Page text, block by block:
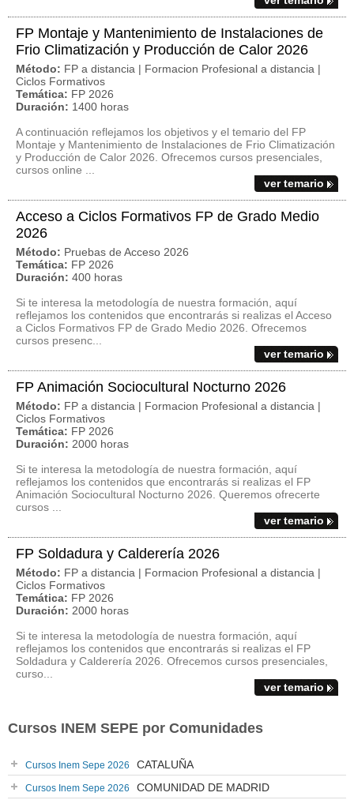
FP Montaje y Mantenimiento de Instalaciones de
Frio Climatización y Producción de Calor 2026
Método: FP a distancia | Formacion Profesional a distancia |
Ciclos Formativos
Temática: FP 2026
Duración: 1400 horas
A continuación reflejamos los objetivos y el temario del FP
Montaje y Mantenimiento de Instalaciones de Frio Climatización
y Producción de Calor 2026. Ofrecemos cursos presenciales,
cursos online ...
ver temario
Acceso a Ciclos Formativos FP de Grado Medio
2026
Método: Pruebas de Acceso 2026
Temática: FP 2026
Duración: 400 horas
Si te interesa la metodología de nuestra formación, aquí
reflejamos los contenidos que encontrarás si realizas el Acceso
a Ciclos Formativos FP de Grado Medio 2026. Ofrecemos
cursos presenc...
ver temario
FP Animación Sociocultural Nocturno 2026
Método: FP a distancia | Formacion Profesional a distancia |
Ciclos Formativos
Temática: FP 2026
Duración: 2000 horas
Si te interesa la metodología de nuestra formación, aquí
reflejamos los contenidos que encontrarás si realizas el FP
Animación Sociocultural Nocturno 2026. Queremos ofrecerte
cursos ...
ver temario
FP Soldadura y Calderería 2026
Método: FP a distancia | Formacion Profesional a distancia |
Ciclos Formativos
Temática: FP 2026
Duración: 2000 horas
Si te interesa la metodología de nuestra formación, aquí
reflejamos los contenidos que encontrarás si realizas el FP
Soldadura y Calderería 2026. Ofrecemos cursos presenciales,
curso...
ver temario
Cursos INEM SEPE por Comunidades
Cursos Inem Sepe 2026 CATALUÑA
Cursos Inem Sepe 2026 COMUNIDAD DE MADRID